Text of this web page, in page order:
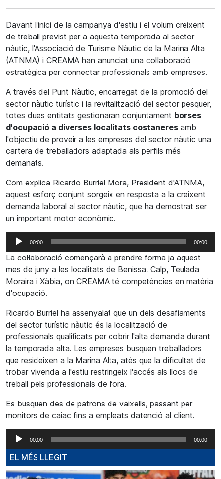
Davant l'inici de la campanya d'estiu i el volum creixent
de treball previst per a aquesta temporada al sector
nàutic, l'Associació de Turisme Nàutic de la Marina Alta
(ATNMA) i CREAMA han anunciat una col·laboració
estratègica per connectar professionals amb empreses.
A través del Punt Nàutic, encarregat de la promoció del
sector nàutic turístic i la revitalització del sector pesquer,
totes dues entitats gestionaran conjuntament borses
d'ocupació a diverses localitats costaneres amb
l'objectiu de proveir a les empreses del sector nàutic una
cartera de treballadors adaptada als perfils més
demanats.
Com explica Ricardo Burriel Mora, President d'ATNMA,
aquest esforç conjunt sorgeix en resposta a la creixent
demanda laboral al sector nàutic, que ha demostrat ser
un important motor econòmic.
Reproductor
d'àudio
00:00 00:00
La col·laboració començarà a prendre forma ja aquest
mes de juny a les localitats de Benissa, Calp, Teulada
Moraira i Xàbia, on CREAMA té competències en matèria
d'ocupació.
Ricardo Burriel ha assenyalat que un dels desafiaments
del sector turístic nàutic és la localització de
professionals qualificats per cobrir l'alta demanda durant
la temporada alta. Les empreses busquen treballadors
que resideixen a la Marina Alta, atès que la dificultat de
trobar vivenda a l'estiu restringeix l'accés als llocs de
treball pels professionals de fora.
Es busquen des de patrons de vaixells, passant per
monitors de caiac fins a empleats datenció al client.
Reproductor
d'àudio
00:00 00:00
EL MÉS LLEGIT